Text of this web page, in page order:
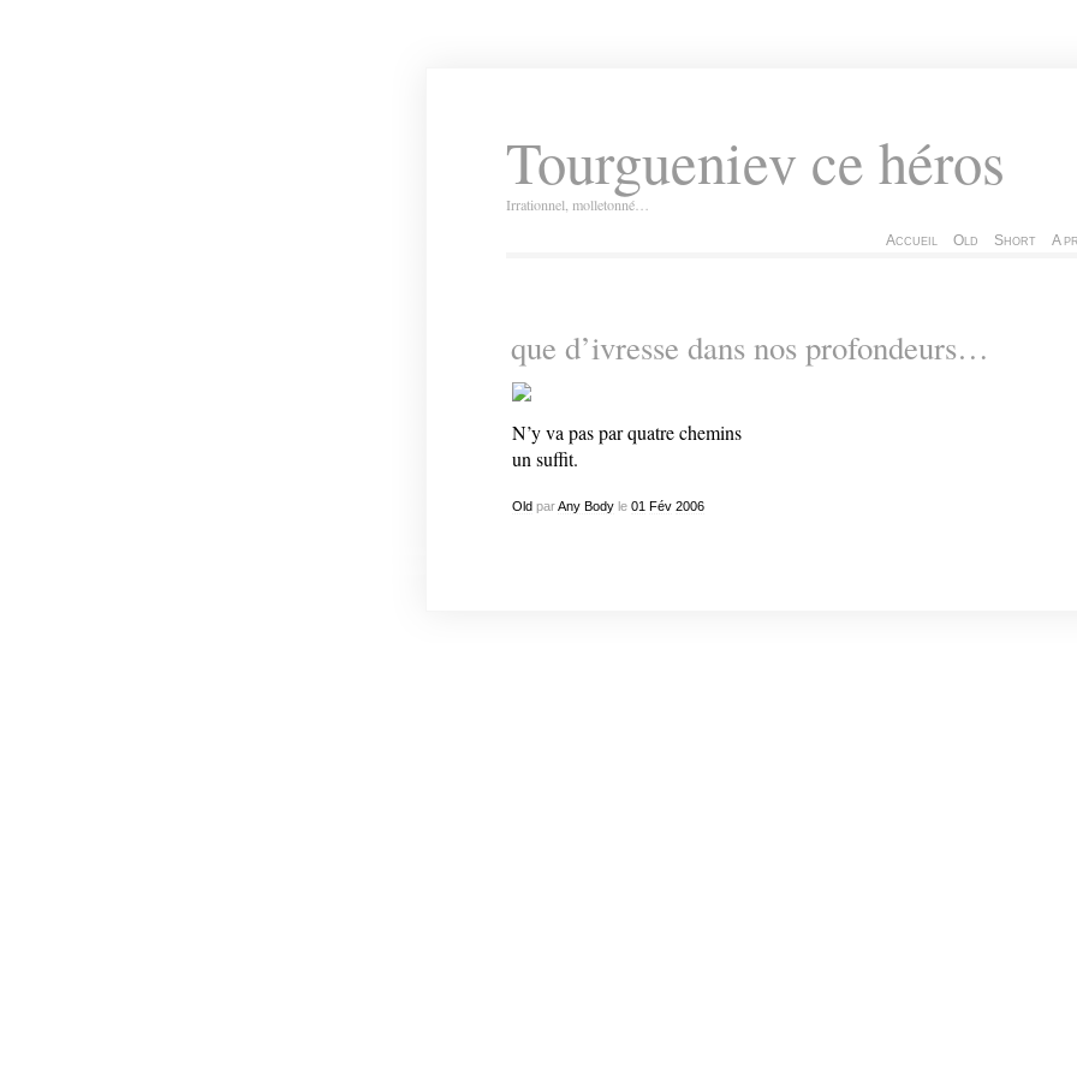
Tourgueniev ce héros
Irrationnel, molletonné…
Accueil Old Short A
que d’ivresse dans nos profondeurs…
N’y va pas par quatre chemins
un suffit.
Old parAny Bodyle 01 Fév 2006